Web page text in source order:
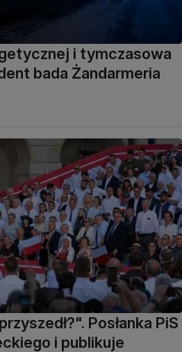
i tymczasowa
bada Żandarmeria
Posłanka PiS
i publikuje